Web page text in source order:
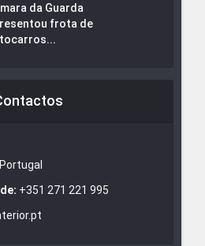
da Guarda
frota de
+351 271 221 995